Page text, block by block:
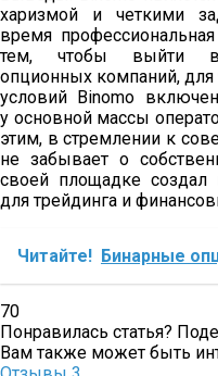
харизмой и четкими
время
тем, чтобы выйти в
опционных компаний, для
условий Binomo
у основной массы
этим, в стремлении к
не забывает о
своей площадке создал
для трейдинга и
Читайте! Бинарные
70
Понравилась статья?
Вам также может быть